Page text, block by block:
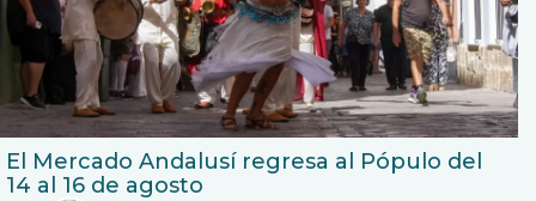
El Mercado Andalusí regresa al Pópulo del
14 al 16 de agosto